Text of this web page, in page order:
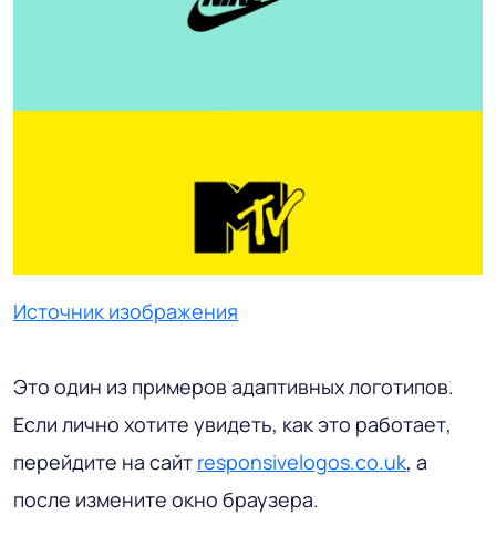
Источник изображения
Это один из примеров адаптивных логотипов.
Если лично хотите увидеть, как это работает,
перейдите на сайт responsivelogos.co.uk, а
после измените окно браузера.